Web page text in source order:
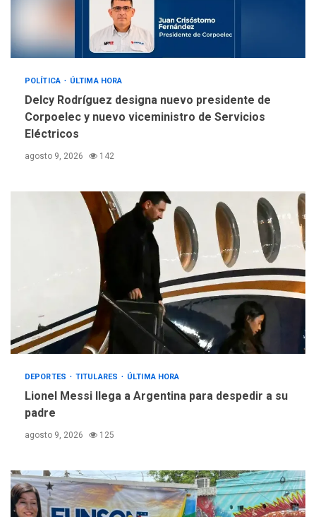
Orquestas Porlamar
POLÍTICA ÚLTIMA HORA
Delcy Rodríguez designa nuevo presidente de
Corpoelec y nuevo viceministro de Servicios
Eléctricos
agosto 9, 2026 142
DEPORTES TITULARES ÚLTIMA HORA
Lionel Messi llega a Argentina para despedir a su
padre
agosto 9, 2026 125